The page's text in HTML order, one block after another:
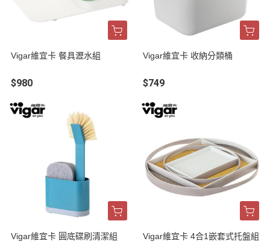
Vigar維宜卡 餐具瀝水組
$980
Vigar維宜卡 收納分類桶
$749
Vigar維宜卡 圓底碟刷清潔組 Vigar維宜卡 4合1嵌套式托盤組